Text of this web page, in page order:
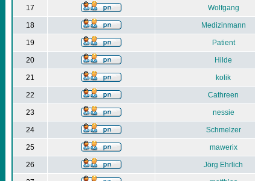
17 Wolfgang
18 Medizinmann
19 Patient
20 Hilde
21 kolik
22 Cathreen
23 nessie
24 Schmelzer
25 mawerix
26 Jörg Ehrlich